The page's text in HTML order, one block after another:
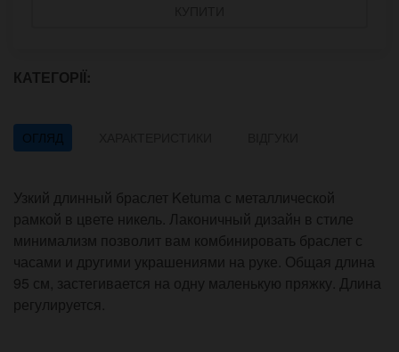
КАТЕГОРІЇ:
ОГЛЯД
Узкий длинный браслет Ketuma с металлической
рамкой в цвете никель. Лаконичный дизайн в стиле
минимализм позволит вам комбинировать браслет с
часами и другими украшениями на руке. Общая длина
95 см, застегивается на одну маленькую пряжку. Длина
регулируется.